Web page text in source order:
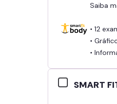
Saiba
• 12
•
•
SMART